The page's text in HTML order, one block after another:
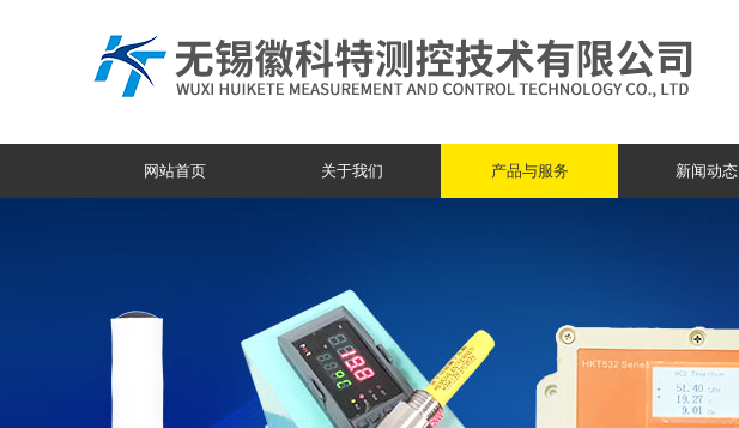
网站首页 关于我们 产品与服务 新闻动态